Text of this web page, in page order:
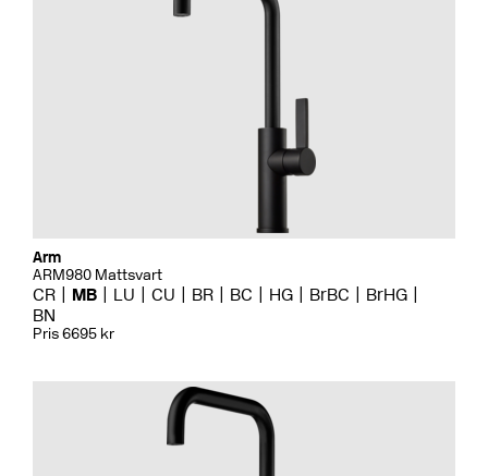
Arm
ARM980 Mattsvart
CR MB LU CU BR BC HG BrBC
BrHG
BN
Pris 6695 kr